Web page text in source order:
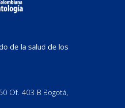
de la salud de los
Of. 403 B Bogotá,